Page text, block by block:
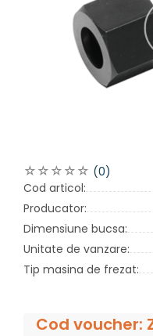
(0)
Cod articol:
Producator:
Dimensiune bucsa:
Unitate de vanzare:
Tip masina de frezat:
Cod voucher: